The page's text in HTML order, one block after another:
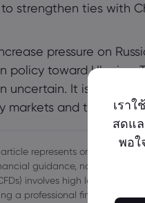
strengthen ties with
pressure on
policy toward
uncertain. It is
markets and the global
represents only the
guidance, nor does it
involves high leverage
a professional financial
เรา
สดแ
พอใ